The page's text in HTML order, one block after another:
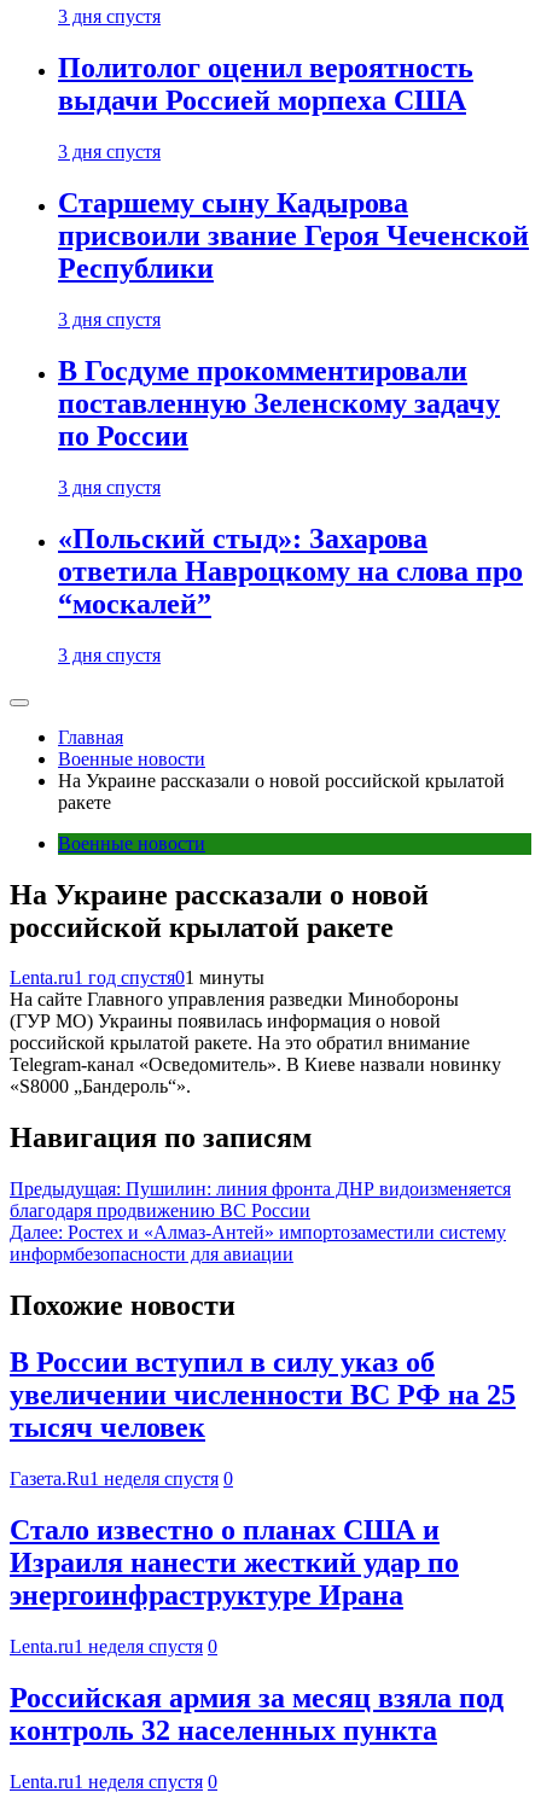
3 дня спустя
Политолог оценил вероятность
выдачи Россией морпеха США
3 дня спустя
Старшему сыну Кадырова
присвоили звание Героя Чеченской
Республики
3 дня спустя
В Госдуме прокомментировали
поставленную Зеленскому задачу
по России
3 дня спустя
«Польский стыд»: Захарова
ответила Навроцкому на слова про
“москалей”
3 дня спустя
Главная
Военные новости
На Украине рассказали о новой российской крылатой
ракете
Военные новости
На Украине рассказали о новой
российской крылатой ракете
Lenta.ru1 год спустя01 минуты
На сайте Главного управления разведки Минобороны
(ГУР МО) Украины появилась информация о новой
российской крылатой ракете. На это обратил внимание
Telegram-канал «Осведомитель». В Киеве назвали новинку
«S8000 „Бандероль“».
Навигация по записям
Предыдущая: Пушилин: линия фронта ДНР видоизменяется
благодаря продвижению ВС России
Далее: Ростех и «Алмаз-Антей» импортозаместили систему
информбезопасности для авиации
Похожие новости
В России вступил в силу указ об
увеличении численности ВС РФ на 25
тысяч человек
Газета.Ru1 неделя спустя 0
Стало известно о планах США и
Израиля нанести жесткий удар по
энергоинфраструктуре Ирана
Lenta.ru1 неделя спустя 0
Российская армия за месяц взяла под
контроль 32 населенных пункта
Lenta.ru1 неделя спустя 0